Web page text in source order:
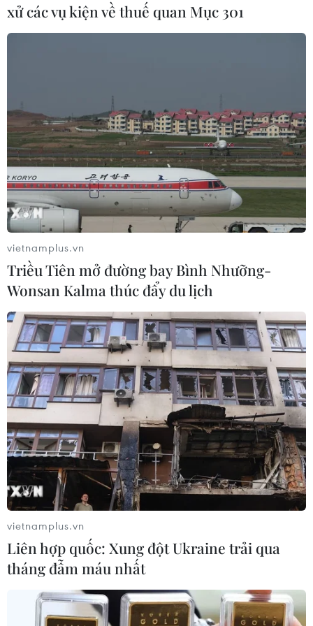
người, hơn 200 người bị thương
và vẫn còn nhiều người mất tích.
#Philippines #động đất
#người Việt tại Philippines
#Đại sứ quán Việt Nam tại Philippines
Philippines
Theo dõi VietnamPlus
TIN LIÊN QUAN
xử các vụ kiện về thuế quan Mục 301
vietnamplus.vn
Triều Tiên mở đường bay Bình Nhưỡng-
Wonsan Kalma thúc đẩy du lịch
vietnamplus.vn
Liên hợp quốc: Xung đột Ukraine trải qua
tháng đẫm máu nhất